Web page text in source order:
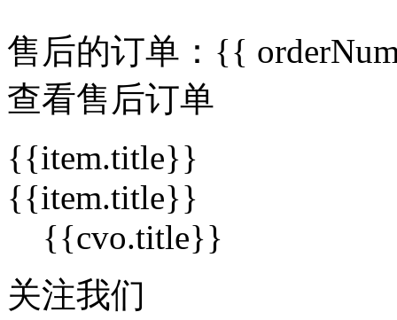
售后的订单： {{
查看售后订单
{{item.title}}
{{item.title}}
{{cvo.title}}
关注我们